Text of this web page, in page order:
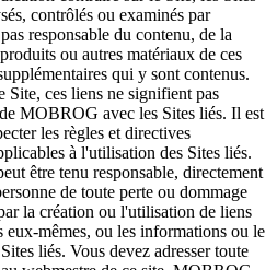
contrôlés ou examinés par
responsable du contenu, de la
ou autres matériaux de ces
qui y sont contenus.
Site, ces liens ne signifient pas
MOBROG avec les Sites liés. Il est
les règles et directives
à l'utilisation des Sites liés.
être tenu responsable, directement
de toute perte ou dommage
la création ou l'utilisation de liens
eux-mêmes, ou les informations ou le
liés. Vous devez adresser toute